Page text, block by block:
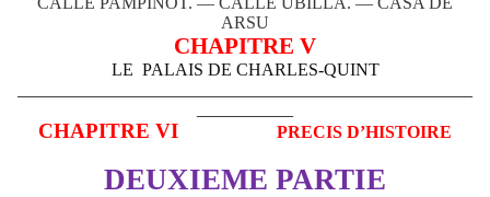
ARSU
CHAPITRE V
LE PALAIS DE CHARLES-QUINT
CHAPITRE VI PRECIS D’HISTOIRE
DEUXIEME PARTIE